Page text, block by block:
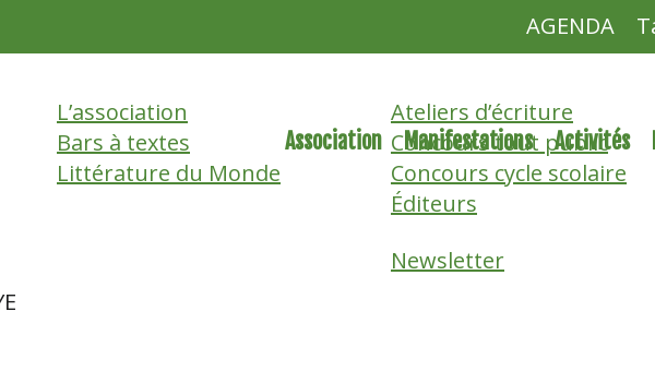
AGENDA
Association Manifestations Activités
L’association
Bars à textes
Littérature du Monde
Ateliers d’écriture
Concours tout public
Concours cycle scolaire
Éditeurs
Newsletter